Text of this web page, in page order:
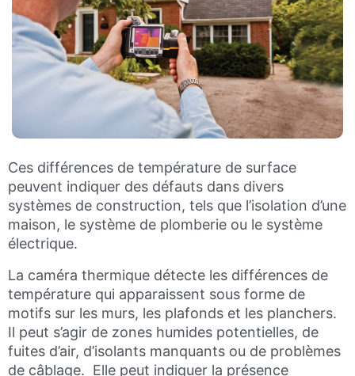
Ces différences de température de surface
peuvent indiquer des défauts dans divers
systèmes de construction, tels que l’isolation d’une
maison, le système de plomberie ou le système
électrique.
La caméra thermique détecte les différences de
température qui apparaissent sous forme de
motifs sur les murs, les plafonds et les planchers.
Il peut s’agir de zones humides potentielles, de
fuites d’air, d’isolants manquants ou de problèmes
de câblage. Elle peut indiquer la présence